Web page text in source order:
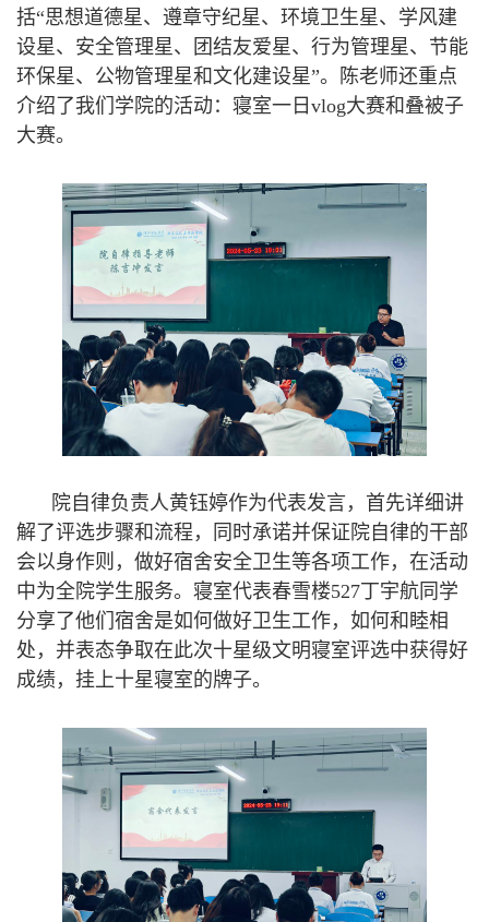
括“思想道德星、遵章守纪星、环境卫生星、学风建
设星、安全管理星、团结友爱星、行为管理星、节能
环保星、公物管理星和文化建设星”。陈老师还重点
介绍了我们学院的活动：寝室一日vlog大赛和叠被子
大赛。
院自律负责人黄钰婷作为代表发言，首先详细讲
解了评选步骤和流程，同时承诺并保证院自律的干部
会以身作则，做好宿舍安全卫生等各项工作，在活动
中为全院学生服务。寝室代表春雪楼527丁宇航同学
分享了他们宿舍是如何做好卫生工作，如何和睦相
处，并表态争取在此次十星级文明寝室评选中获得好
成绩，挂上十星寝室的牌子。